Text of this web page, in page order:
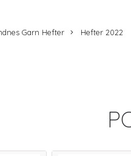
Garn Hefter Hefter 2022